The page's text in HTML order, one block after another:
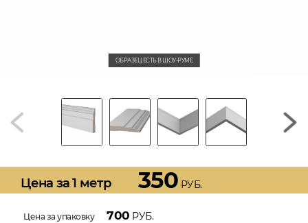
ОБРАЗЕЦ ЕСТЬ В ШОУ-РУМЕ
Цена за 1 метр 350 РУБ.
Цена за упаковку 700 РУБ.